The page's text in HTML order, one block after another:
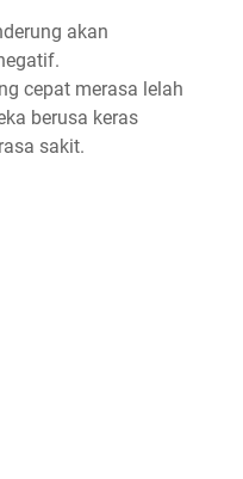
akan
cepat merasa lelah
berusa keras
sakit.